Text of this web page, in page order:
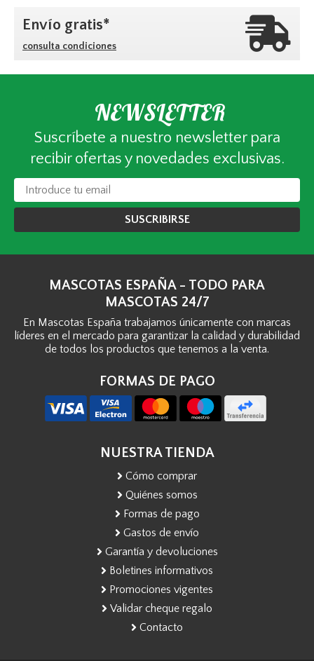
Envío gratis*
consulta condiciones
NEWSLETTER
Suscríbete a nuestro newsletter para
recibir ofertas y novedades exclusivas.
SUSCRIBIRSE
MASCOTAS ESPAÑA - TODO PARA
MASCOTAS 24/7
En Mascotas España trabajamos únicamente con marcas
líderes en el mercado para garantizar la calidad y durabilidad
de todos los productos que tenemos a la venta.
FORMAS DE PAGO
NUESTRA TIENDA
Cómo comprar
Quiénes somos
Formas de pago
Gastos de envío
Garantía y devoluciones
Boletines informativos
Promociones vigentes
Validar cheque regalo
Contacto